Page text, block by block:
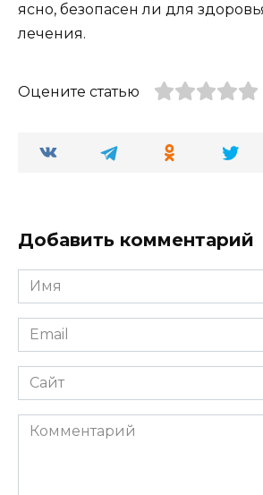
ясно, безопасен ли для
лечения.
Оцените статью
Добавить комментарий
Имя
*
Email
*
Сайт
Комментарий